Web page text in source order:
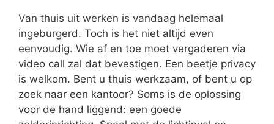
Van thuis uit werken is vandaag helemaal
ingeburgerd. Toch is het niet altijd even
eenvoudig. Wie af en toe moet vergaderen via
video call zal dat bevestigen. Een beetje privacy
is welkom. Bent u thuis werkzaam, of bent u op
zoek naar een kantoor? Soms is de oplossing
voor de hand liggend: een goede